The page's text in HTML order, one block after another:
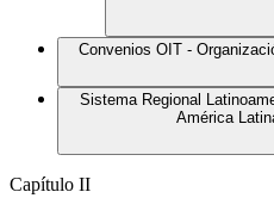
Convenios OIT -
Sistema Regional
América
Capítulo II